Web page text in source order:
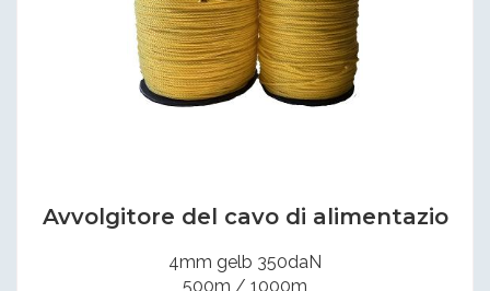
Avvolgitore del cavo di alimentazio
4mm gelb 350daN
500m / 1000m